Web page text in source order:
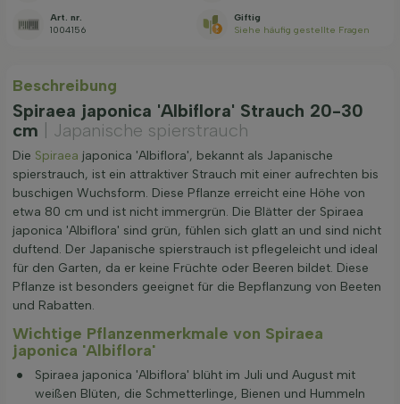
Art. nr.
1004156
Giftig
Siehe häufig gestellte Fragen
Beschreibung
Spiraea japonica 'Albiflora' Strauch 20-30
cm
| Japanische spierstrauch
Die Spiraea japonica 'Albiflora', bekannt als Japanische
spierstrauch, ist ein attraktiver Strauch mit einer aufrechten bis
buschigen Wuchsform. Diese Pflanze erreicht eine Höhe von
etwa 80 cm und ist nicht immergrün. Die Blätter der Spiraea
japonica 'Albiflora' sind grün, fühlen sich glatt an und sind nicht
duftend. Der Japanische spierstrauch ist pflegeleicht und ideal
für den Garten, da er keine Früchte oder Beeren bildet. Diese
Pflanze ist besonders geeignet für die Bepflanzung von Beeten
und Rabatten.
Wichtige Pflanzenmerkmale von Spiraea
japonica 'Albiflora'
Spiraea japonica 'Albiflora' blüht im Juli und August mit
weißen Blüten, die Schmetterlinge, Bienen und Hummeln